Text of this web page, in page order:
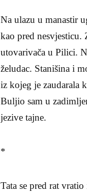
Na ulazu u manastir
kao pred
utovarivača u Pilici.
želudac. Stanišina i
iz kojeg je zaudarala
Buljio sam u
jezive tajne.
*
Tata se pred rat